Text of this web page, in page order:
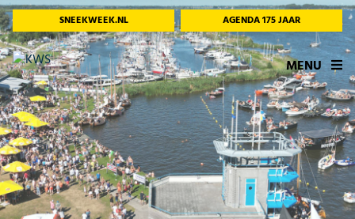
SNEEKWEEK.NL AGENDA 175 JAAR
MENU